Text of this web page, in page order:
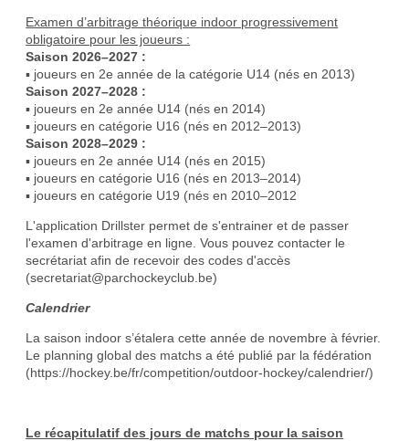
Examen d’arbitrage théorique indoor progressivement
obligatoire pour les joueurs :
Saison 2026–2027 :
▪ joueurs en 2e année de la catégorie U14 (nés en 2013)
Saison 2027–2028 :
▪ joueurs en 2e année U14 (nés en 2014)
▪ joueurs en catégorie U16 (nés en 2012–2013)
Saison 2028–2029 :
▪ joueurs en 2e année U14 (nés en 2015)
▪ joueurs en catégorie U16 (nés en 2013–2014)
▪ joueurs en catégorie U19 (nés en 2010–2012
L'application Drillster permet de s'entrainer et de passer
l'examen d'arbitrage en ligne. Vous pouvez contacter le
secrétariat afin de recevoir des codes d'accès
(secretariat@parchockeyclub.be)
Calendrier
La saison indoor s’étalera cette année de novembre à février.
Le planning global des matchs a été publié par la fédération
(https://hockey.be/fr/competition/outdoor-hockey/calendrier/)
Le récapitulatif des jours de matchs pour la saison